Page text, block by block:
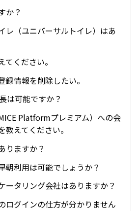
か？
レ（ユニバーサルトイレ）はあ
てください。
録情報を削除したい。
は可能ですか？
Platformプレミアム）への会
教えてください。
りますか？
朝利用は可能でしょうか？
ータリング会社はありますか？
ログインの仕方が分かりません